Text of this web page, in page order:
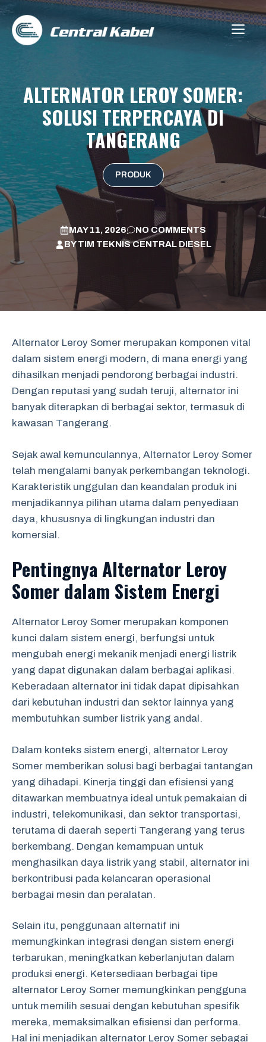
Skip
content
ALTERNATOR LEROY SOMER:
SOLUSI TERPERCAYA DI
TANGERANG
PRODUK
MAY 11, 2026
NO COMMENTS
BYTIM TEKNIS CENTRAL DIESEL
Alternator Leroy Somer merupakan komponen vital
dalam sistem energi modern, di mana energi yang
dihasilkan menjadi pendorong berbagai industri.
Dengan reputasi yang sudah teruji, alternator ini
banyak diterapkan di berbagai sektor, termasuk di
kawasan Tangerang.
Sejak awal kemunculannya, Alternator Leroy Somer
telah mengalami banyak perkembangan teknologi.
Karakteristik unggulan dan keandalan produk ini
menjadikannya pilihan utama dalam penyediaan
daya, khususnya di lingkungan industri dan
komersial.
Pentingnya Alternator Leroy
Somer dalam Sistem Energi
Alternator Leroy Somer merupakan komponen
kunci dalam sistem energi, berfungsi untuk
mengubah energi mekanik menjadi energi listrik
yang dapat digunakan dalam berbagai aplikasi.
Keberadaan alternator ini tidak dapat dipisahkan
dari kebutuhan industri dan sektor lainnya yang
membutuhkan sumber listrik yang andal.
Dalam konteks sistem energi, alternator Leroy
Somer memberikan solusi bagi berbagai tantangan
yang dihadapi. Kinerja tinggi dan efisiensi yang
ditawarkan membuatnya ideal untuk pemakaian di
industri, telekomunikasi, dan sektor transportasi,
terutama di daerah seperti Tangerang yang terus
berkembang. Dengan kemampuan untuk
menghasilkan daya listrik yang stabil, alternator ini
berkontribusi pada kelancaran operasional
berbagai mesin dan peralatan.
Selain itu, penggunaan alternatif ini
memungkinkan integrasi dengan sistem energi
terbarukan, meningkatkan keberlanjutan dalam
produksi energi. Ketersediaan berbagai tipe
alternator Leroy Somer memungkinkan pengguna
untuk memilih sesuai dengan kebutuhan spesifik
mereka, memaksimalkan efisiensi dan performa.
Hal ini menjadikan alternator Leroy Somer sebagai